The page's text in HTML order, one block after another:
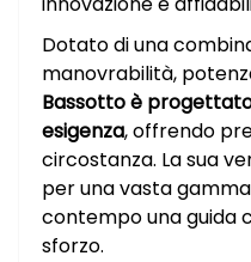
Dotato di una
manovrabilità,
Bassotto è
esigenza, offrendo
circostanza. La sua
per una vasta
contempo una guida
sforzo.